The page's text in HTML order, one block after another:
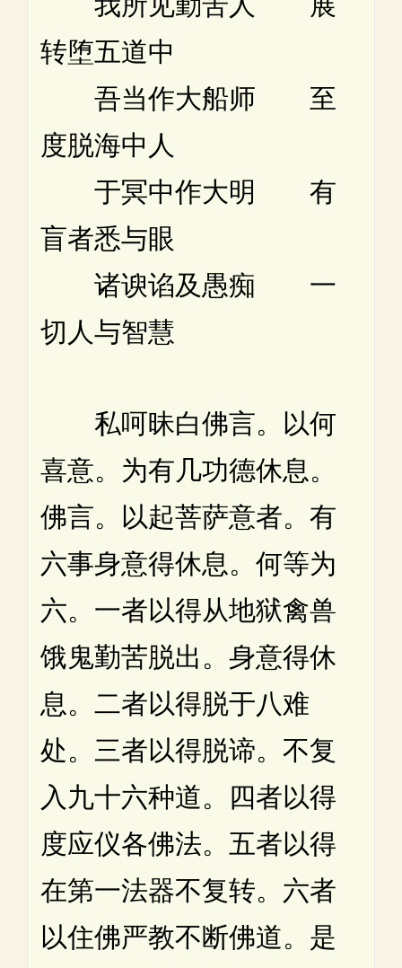
转堕五道中
吾当作大船师 至
度脱海中人
于冥中作大明 有
盲者悉与眼
诸谀谄及愚痴 一
切人与智慧
私呵昧白佛言。以何
喜意。为有几功德休息。
佛言。以起菩萨意者。有
六事身意得休息。何等为
六。一者以得从地狱禽兽
饿鬼勤苦脱出。身意得休
息。二者以得脱于八难
处。三者以得脱谛。不复
入九十六种道。四者以得
度应仪各佛法。五者以得
在第一法器不复转。六者
以住佛严教不断佛道。是